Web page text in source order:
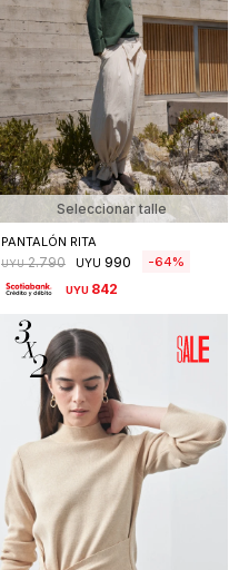
Seleccionar talle
PANTALÓN RITA
UYU 2.790 UYU 990 64
UYU 842